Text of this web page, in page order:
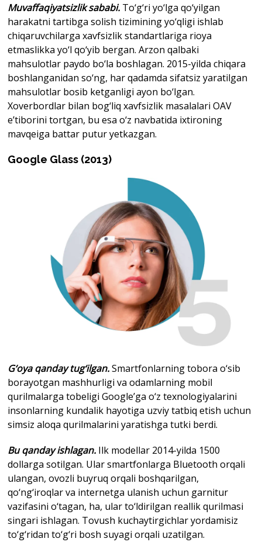
Muvaffaqiyatsizlik sababi. To‘g‘ri yo‘lga qo‘yilgan
harakatni tartibga solish tizimining yo‘qligi ishlab
chiqaruvchilarga xavfsizlik standartlariga rioya
etmaslikka yo‘l qo‘yib bergan. Arzon qalbaki
mahsulotlar paydo bo‘la boshlagan. 2015-yilda chiqara
boshlanganidan so‘ng, har qadamda sifatsiz yaratilgan
mahsulotlar bosib ketganligi ayon bo‘lgan.
Xoverbordlar bilan bog‘liq xavfsizlik masalalari OAV
e’tiborini tortgan, bu esa o‘z navbatida ixtironing
mavqeiga battar putur yetkazgan.
Google Glass (2013)
G‘oya qanday tug‘ilgan.Smartfonlarning tobora o‘sib
borayotgan mashhurligi va odamlarning mobil
qurilmalarga tobeligi Google’ga o‘z texnologiyalarini
insonlarning kundalik hayotiga uzviy tatbiq etish uchun
simsiz aloqa qurilmalarini yaratishga tutki berdi.
Bu qanday ishlagan. Ilk modellar 2014-yilda 1500
dollarga sotilgan. Ular smartfonlarga Bluetooth orqali
ulangan, ovozli buyruq orqali boshqarilgan,
qo‘ng‘iroqlar va internetga ulanish uchun garnitur
vazifasini o‘tagan, ha, ular to‘ldirilgan reallik qurilmasi
singari ishlagan. Tovush kuchaytirgichlar yordamisiz
to‘g‘ridan to‘g‘ri bosh suyagi orqali uzatilgan.